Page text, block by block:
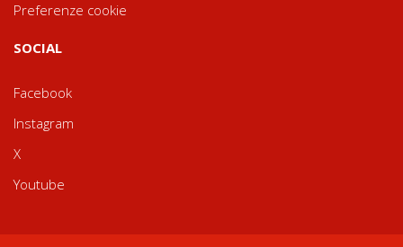
Preferenze cookie
SOCIAL
Facebook
Instagram
X
Youtube